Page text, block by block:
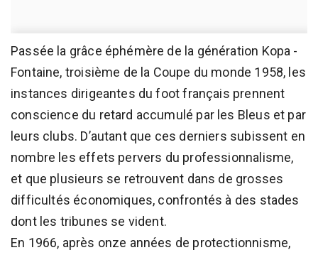
Passée la grâce éphémère de la génération Kopa -
Fontaine, troisième de la Coupe du monde 1958, les
instances dirigeantes du foot français prennent
conscience du retard accumulé par les Bleus et par
leurs clubs. D’autant que ces derniers subissent en
nombre les effets pervers du professionnalisme,
et que plusieurs se retrouvent dans de grosses
difficultés économiques, confrontés à des stades
dont les tribunes se vident.
En 1966, après onze années de protectionnisme,